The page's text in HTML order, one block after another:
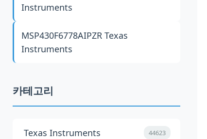
Instruments
MSP430F6778AIPZRTexas
Instruments
카테고리
Texas Instruments 44623